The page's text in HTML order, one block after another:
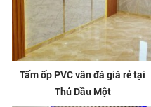
Tấm ốp PVC vân đá giá rẻ tại
Thủ Dầu Một